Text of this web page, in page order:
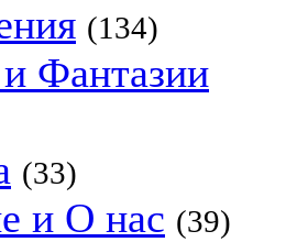
(134)
Фантазии
(33)
и О нас (39)